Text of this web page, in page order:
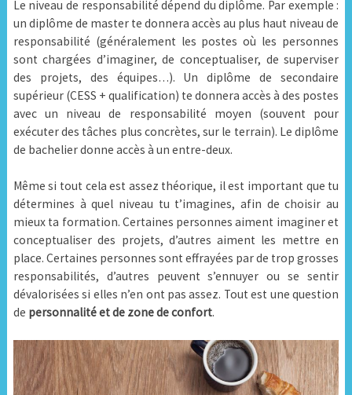
Le niveau de responsabilité dépend du diplôme. Par exemple :
un diplôme de master te donnera accès au plus haut niveau de
responsabilité (généralement les postes où les personnes
sont chargées d’imaginer, de conceptualiser, de superviser
des projets, des équipes…). Un diplôme de secondaire
supérieur (CESS + qualification) te donnera accès à des postes
avec un niveau de responsabilité moyen (souvent pour
exécuter des tâches plus concrètes, sur le terrain). Le diplôme
de bachelier donne accès à un entre-deux.
Même si tout cela est assez théorique, il est important que tu
détermines à quel niveau tu t’imagines, afin de choisir au
mieux ta formation. Certaines personnes aiment imaginer et
conceptualiser des projets, d’autres aiment les mettre en
place. Certaines personnes sont effrayées par de trop grosses
responsabilités, d’autres peuvent s’ennuyer ou se sentir
dévalorisées si elles n’en ont pas assez. Tout est une question
de personnalité et de zone de confort.